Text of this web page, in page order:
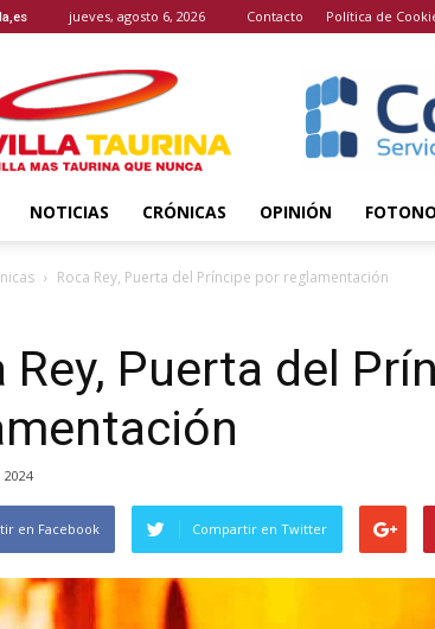
jueves, agosto 6, 2026 Contacto Política de
NOTICIAS CRÓNICAS OPINIÓN
Roca Rey, Puerta del Príncipe por reglamentación
Rey, Puerta del
2024
en Facebook Compartir en Twitter